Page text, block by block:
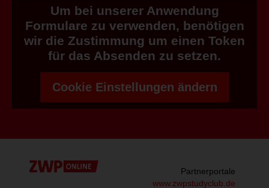
Um bei unserer Anwendung
Formulare zu verwenden, benötigen
wir die Zustimmung um einen Token
für das Absenden zu setzen.
Cookie Einstellungen ändern
Partnerportale
www.zwpstudyclub.de